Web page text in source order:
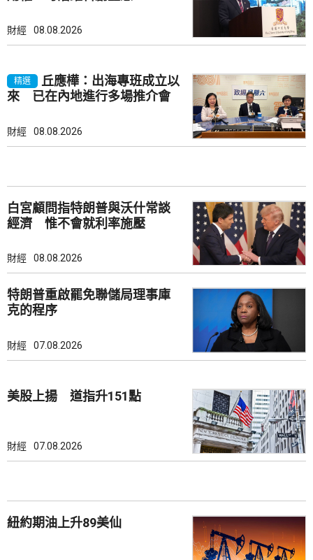
財經 08.08.2026
精選
丘應樺：出海專班成立以
來 已在內地進行多場推介會
財經 08.08.2026
白宮顧問指特朗普與沃什常談
經濟 惟不會就利率施壓
財經 08.08.2026
特朗普重啟罷免聯儲局理事庫
克的程序
財經 07.08.2026
美股上揚 道指升151點
財經 07.08.2026
紐約期油上升89美仙